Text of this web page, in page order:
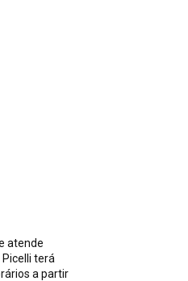
atende
terá
a partir